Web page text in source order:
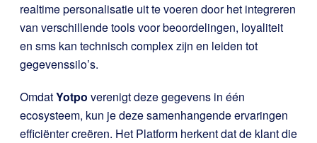
realtime personalisatie uit te voeren door het integreren
van verschillende tools voor beoordelingen, loyaliteit
en sms kan technisch complex zijn en leiden tot
gegevenssilo’s.
OmdatYotpo verenigt deze gegevens in één
ecosysteem, kun je deze samenhangende ervaringen
efficiënter creëren. Het Platform herkent dat de klant die